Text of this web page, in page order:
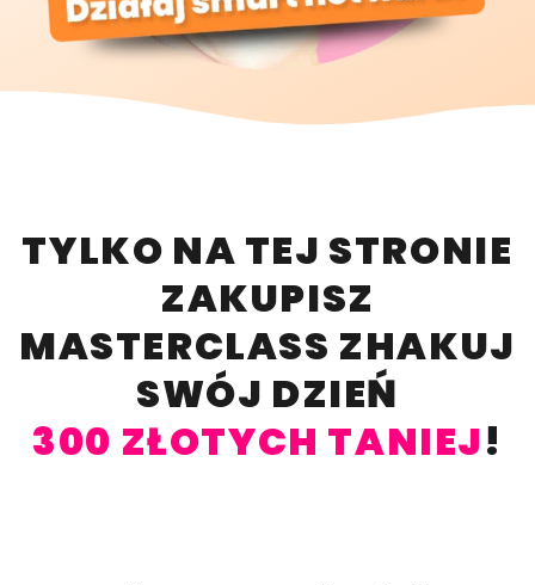
TYLKO NA TEJ STRONIE
ZAKUPISZ
MASTERCLASS ZHAKUJ
SWÓJ DZIEŃ
300 ZŁOTYCH TANIEJ!